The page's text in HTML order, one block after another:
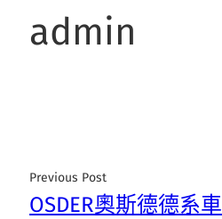
admin
Previous Post
OSDER奧斯德德系